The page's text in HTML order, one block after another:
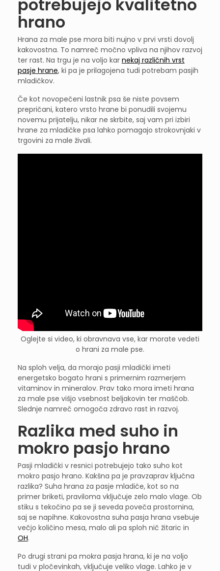
potrebujejo kvalitetno
hrano
Hrana za male pse mora biti nujno v prvi vrsti dovolj
kakovostna. To namreč močno vpliva na njihov razvoj
ter rast. Na trgu je na voljo kar nekaj različnih vrst
pasje hrane, ki pa je prilagojena tudi potrebam pasjih
mladičkov.
Če kot novopečeni lastnik psa še niste povsem
prepričani, katero vrsto hrane bi ponudili svojemu
novemu prijatelju, nikar ne skrbite, saj vam pri izbiri
hrane za mladičke psa lahko pomagajo strokovnjaki v
trgovini za male živali.
Oglejte si video, ki obravnava vse, kar morate vedeti
o hrani za male pse.
Na sploh velja, da morajo pasji mladički imeti
energetsko bogato hrani s primernim razmerjem
vitaminov in mineralov. Prav tako mora imeti hrana
za male pse višjo vsebnost beljakovin ter maščob.
Slednje namreč omogoča zdravo rast in razvoj.
Razlika med suho in
mokro pasjo hrano
Pasji mladički v resnici potrebujejo tako suho kot
mokro pasjo hrano. Kakšna pa je pravzaprav ključna
razlika? Suha hrana za pasje mladiče, kot so na
primer briketi, praviloma vključuje zelo malo vlage. Ob
stiku s tekočino pa se ji seveda poveča prostornina,
saj se napihne. Kakovostna suha pasja hrana vsebuje
večjo količino mesa, malo ali pa sploh nič žitaric in
OH.
Po drugi strani pa mokra pasja hrana, ki je na voljo
tudi v pločevinkah, vključuje veliko vlage. Lahko je v